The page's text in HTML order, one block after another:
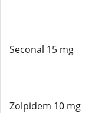
Seconal 15 mg
Zolpidem 10 mg